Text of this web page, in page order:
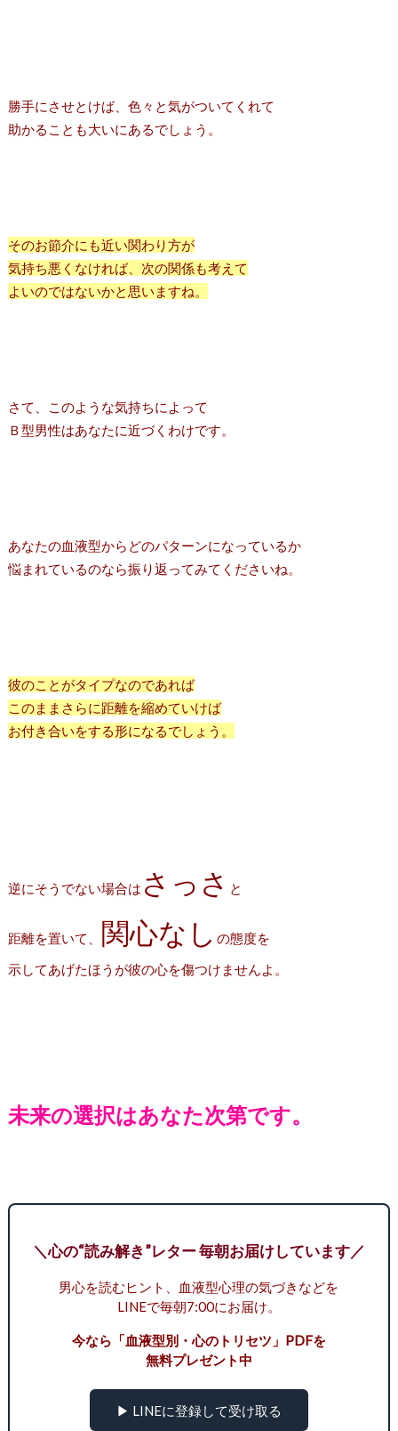
勝手にさせとけば、色々と気がついてくれて
助かることも大いにあるでしょう。
そのお節介にも近い関わり方が
気持ち悪くなければ、次の関係も考えて
よいのではないかと思いますね。
さて、このような気持ちによって
Ｂ型男性はあなたに近づくわけです。
あなたの血液型からどのパターンになっているか
悩まれているのなら振り返ってみてくださいね。
彼のことがタイプなのであれば
このままさらに距離を縮めていけば
お付き合いをする形になるでしょう。
逆にそうでない場合は さっさ と
距離を置いて、 関心なし の態度を
示してあげたほうが彼の心を傷つけませんよ。
未来の選択はあなた次第です。
＼心の“読み解き”レター 毎朝お届けしています／
男心を読むヒント、血液型心理の気づきなどを
LINEで毎朝7:00にお届け。
今なら「血液型別・心のトリセツ」PDFを
無料プレゼント中
▶ LINEに登録して受け取る